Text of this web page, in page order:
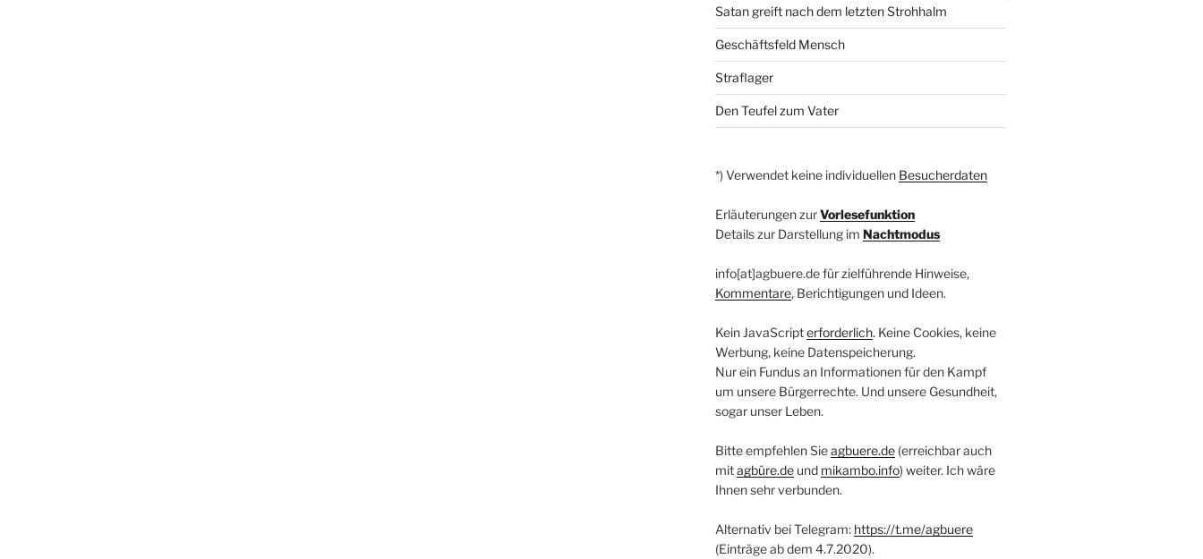
Satan greift nach dem letzten Strohhalm
Geschäftsfeld Mensch
Straflager
Den Teufel zum Vater
*) Verwendet keine individuellen Besucherdaten
Erläuterungen zurVorlesefunktion
Details zur Darstellung im Nachtmodus
info[at]agbuere.de für zielführende Hinweise,
Kommentare, Berichtigungen und Ideen.
Kein JavaScripterforderlich. Keine Cookies, keine
Werbung, keine Datenspeicherung.
Nur ein Fundus an Informationen für den Kampf
um unsere Bürgerrechte. Und unsere Gesundheit,
sogar unser Leben.
Bitte empfehlen Sieagbuere.de(erreichbar auch
mitagbüre.deund mikambo.info) weiter. Ich wäre
Ihnen sehr verbunden.
Alternativ bei Telegram: https://t.me/agbuere
(Einträge ab dem 4.7.2020).